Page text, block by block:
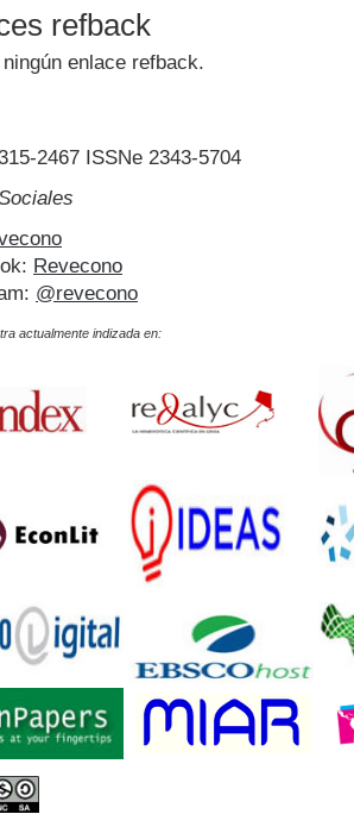
refback
enlace refback.
2467 ISSNe 2343-5704
Revecono
@revecono
actualmente indizada en: